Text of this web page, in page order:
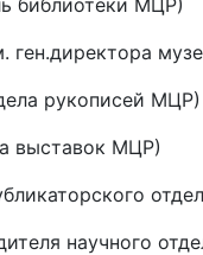
библиотеки МЦР)
ген.директора
рукописей МЦР)
выставок МЦР)
научного